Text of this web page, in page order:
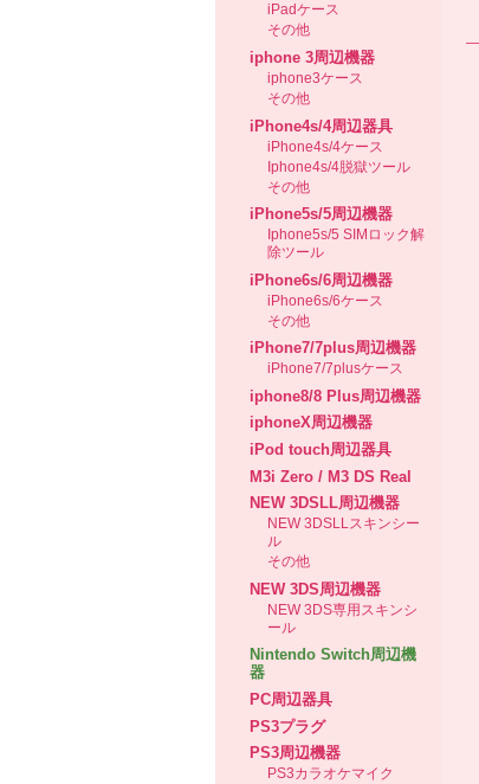
iPadケース
その他
iphone 3周辺機器
iphone3ケース
その他
iPhone4s/4周辺器具
iPhone4s/4ケース
Iphone4s/4脱獄ツール
その他
iPhone5s/5周辺機器
Iphone5s/5 SIMロック解
除ツール
iPhone6s/6周辺機器
iPhone6s/6ケース
その他
iPhone7/7plus周辺機器
iPhone7/7plusケース
iphone8/8 Plus周辺機器
iphoneX周辺機器
iPod touch周辺器具
M3i Zero / M3 DS Real
NEW 3DSLL周辺機器
NEW 3DSLLスキンシー
ル
その他
NEW 3DS周辺機器
NEW 3DS専用スキンシ
ール
Nintendo Switch周辺機
器
PC周辺器具
PS3プラグ
PS3周辺機器
PS3カラオケマイク